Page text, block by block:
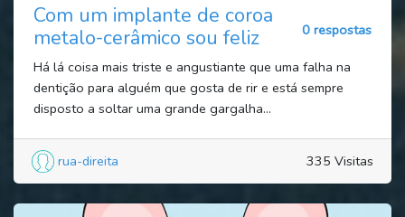
Com um implante de coroa
metalo-cerâmico sou feliz
0 respostas
Há lá coisa mais triste e angustiante que uma falha na
dentição para alguém que gosta de rir e está sempre
disposto a soltar uma grande gargalha...
rua-direita 335 Visitas